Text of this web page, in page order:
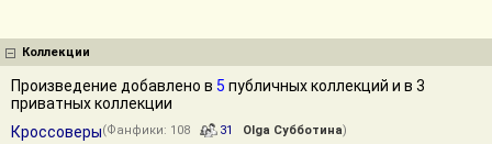
Коллекции
Произведение добавлено в 5 публичных коллекций и в 3
приватных коллекции
Кроссоверы(Фанфики: 108 31 Olga Субботина)